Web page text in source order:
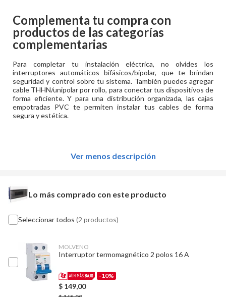
Complementa tu compra con
productos de las categorías
complementarias
Para completar tu instalación eléctrica, no olvides los
interruptores automáticos bifásicos/bipolar, que te brindan
seguridad y control sobre tu sistema. También puedes agregar
cable THHN/unipolar por rollo, para conectar tus dispositivos de
forma eficiente. Y para una distribución organizada, las cajas
empotradas PVC te permiten instalar tus cables de forma
segura y estética.
Ver menos descripción
Lo más comprado con este producto
Seleccionar todos (2 productos)
MOLVENO
Interruptor termomagnético 2 polos 16 A
-10%
$ 149,00